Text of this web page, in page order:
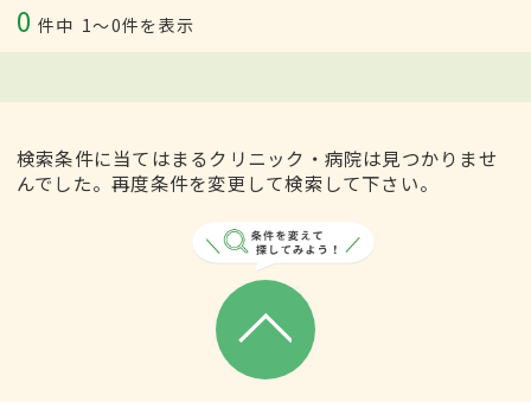
0 件中 1〜0件を表示
検索条件に当てはまるクリニック・病院は見つかりませ
んでした。再度条件を変更して検索して下さい。